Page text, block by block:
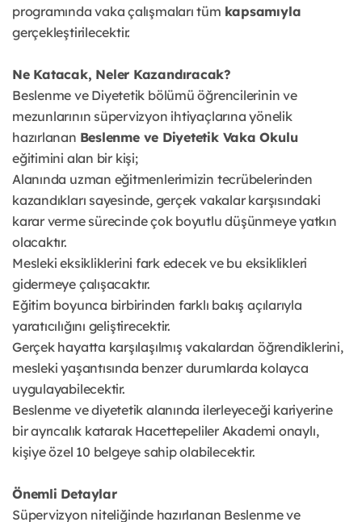
programında vaka çalışmaları tüm kapsamıyla
gerçekleştirilecektir.
Ne Katacak, Neler Kazandıracak?
Beslenme ve Diyetetik bölümü öğrencilerinin ve
mezunlarının süpervizyon ihtiyaçlarına yönelik
hazırlanan Beslenme ve Diyetetik Vaka Okulu
eğitimini alan bir kişi;
Alanında uzman eğitmenlerimizin tecrübelerinden
kazandıkları sayesinde, gerçek vakalar karşısındaki
karar verme sürecinde çok boyutlu düşünmeye yatkın
olacaktır.
Mesleki eksikliklerini fark edecek ve bu eksiklikleri
gidermeye çalışacaktır.
Eğitim boyunca birbirinden farklı bakış açılarıyla
yaratıcılığını geliştirecektir.
Gerçek hayatta karşılaşılmış vakalardan öğrendiklerini,
mesleki yaşantısında benzer durumlarda kolayca
uygulayabilecektir.
Beslenme ve diyetetik alanında ilerleyeceği kariyerine
bir ayrıcalık katarak Hacettepeliler Akademi onaylı,
kişiye özel 10 belgeye sahip olabilecektir.
Önemli Detaylar
Süpervizyon niteliğinde hazırlanan Beslenme ve